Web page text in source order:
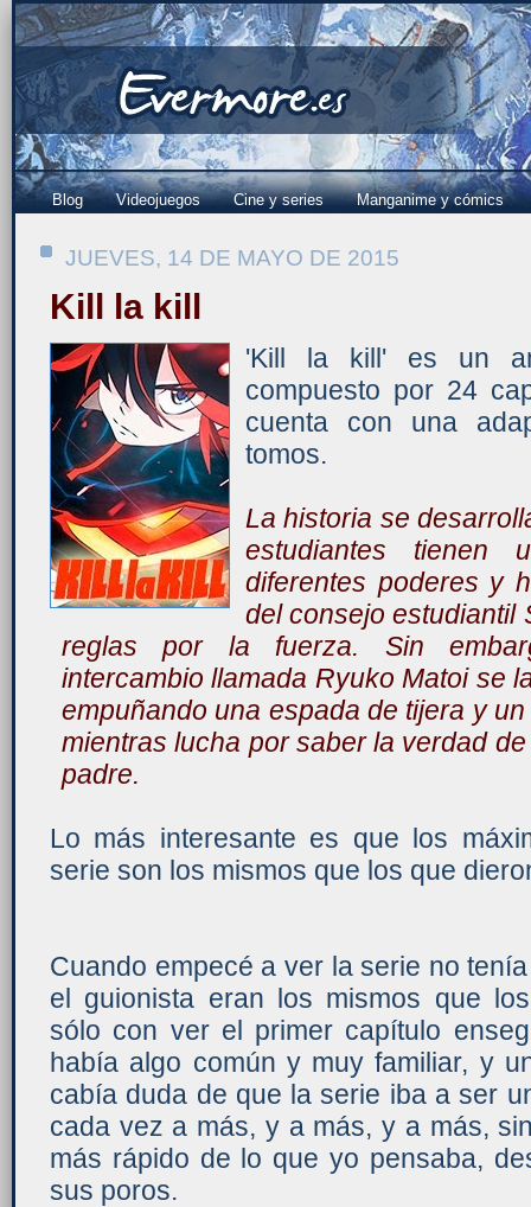
Blog Videojuegos Cine y series Manganime y cómics
JUEVES, 14 DE MAYO DE 2015
Kill la kill
'Kill la kill' es un
compuesto por 24
cuenta con una
tomos.
La historia se
estudiantes tienen
diferentes poderes y
del consejo estudiantil
reglas por la fuerza. Sin
intercambio llamada Ryuko Matoi se
empuñando una espada de tijera y
mientras lucha por saber la verdad
padre.
Lo más interesante es que los
serie son los mismos que los que
Cuando empecé a ver la serie no
el guionista eran los mismos que
sólo con ver el primer capítulo
había algo común y muy familiar, y
cabía duda de que la serie iba a ser
cada vez a más, y a más, y a más,
más rápido de lo que yo pensaba,
sus poros.